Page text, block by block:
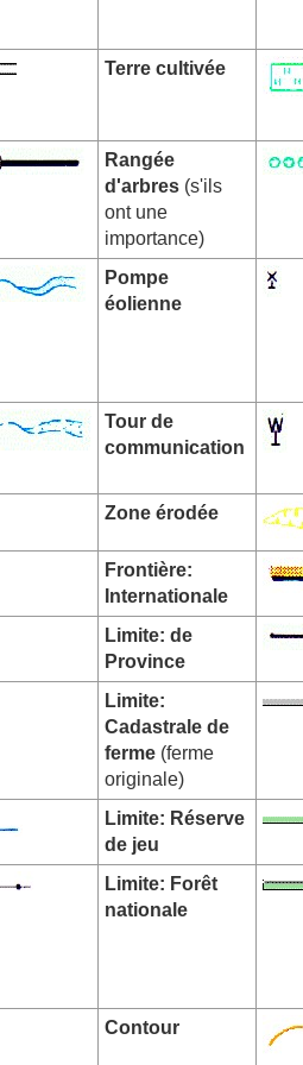
Terre cultivée
Rangée
d'arbres (s'ils
ont une
importance)
Pompe
éolienne
Tour de
communication
Zone érodée
Frontière:
Internationale
Limite: de
Province
Limite:
Cadastrale de
ferme (ferme
originale)
Limite: Réserve
de jeu
Limite: Forêt
nationale
Contour